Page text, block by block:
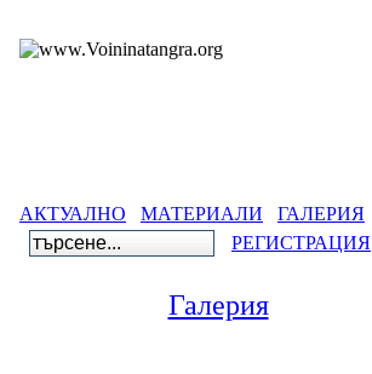
АКТУАЛНО МАТЕРИАЛИ ГАЛЕРИЯ
РЕГИСТРАЦИЯ
Галерия